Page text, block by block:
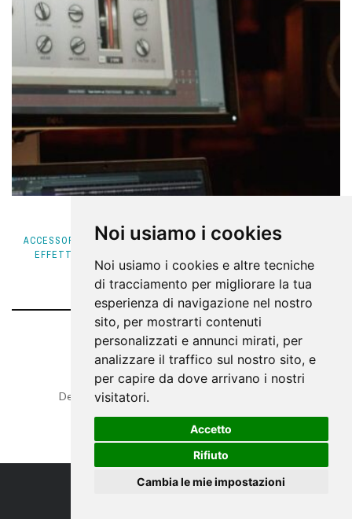
Noi usiamo i cookies
Noi usiamo i cookies e altre tecniche
di tracciamento per migliorare la tua
esperienza di navigazione nel nostro
sito, per mostrarti contenuti
personalizzati e annunci mirati, per
analizzare il traffico sul nostro sito, e
per capire da dove arrivano i nostri
visitatori.
Accetto
Rifiuto
Cambia le mie impostazioni
ACCESSORI REC ,FREEWARE,NEWS, PLUG-IN FREE,PROCESSORI
EFFETTI
LEAVE A REPLY
Devi essereconnesso